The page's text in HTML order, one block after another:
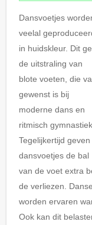
Dansvoetjes
veelal
in huidskleur. Dit
de uitstraling van
blote voeten, die
gewenst is bij
moderne dans en
ritmisch gymnastiek.
Tegelijkertijd geven
dansvoetjes de bal
van de voet extra
de verliezen.
worden ervaren
Ook kan dit